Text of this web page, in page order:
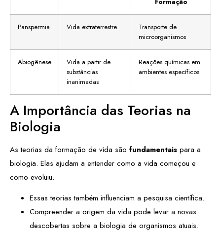
Panspermia Vida extraterrestre
Transporte de
microorganismos
Abiogênese
Vida a partir de
substâncias
inanimadas
Reações químicas em
ambientes específicos
A Importância das Teorias na
Biologia
As teorias da formação de vida são fundamentais para a
biologia. Elas ajudam a entender como a vida começou e
como evoluiu.
Essas teorias também influenciam a pesquisa científica.
Compreender a origem da vida pode levar a novas
descobertas sobre a biologia de organismos atuais.